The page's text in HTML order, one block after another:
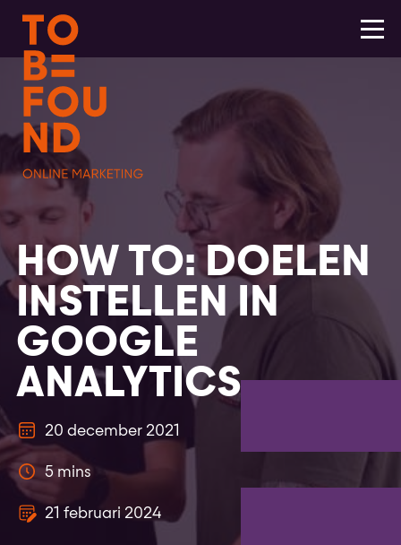
HOW TO: DOELEN
INSTELLEN IN
GOOGLE
ANALYTICS
20 december 2021
5 mins
21 februari 2024